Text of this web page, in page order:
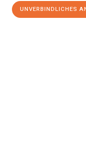
UNVERBINDLICHES